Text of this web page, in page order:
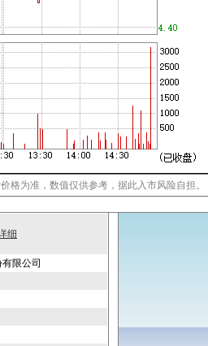
格为准，数值仅供参考，据此入市风险自担。
细
限公司